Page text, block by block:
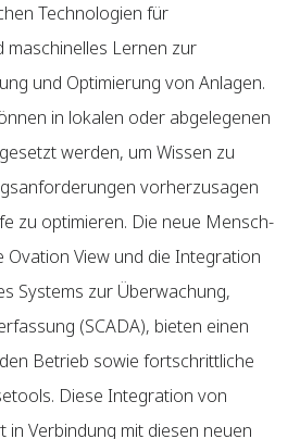
Technologien für
Lernen zur
und Optimierung von Anlagen.
in lokalen oder abgelegenen
werden, um Wissen zu
vorherzusagen
zu optimieren. Die neue Mensch-
Ovation View und die Integration
Systems zur Überwachung,
(SCADA), bieten einen
Betrieb sowie fortschrittliche
Diese Integration von
in Verbindung mit diesen neuen